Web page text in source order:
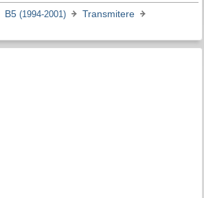
B5 (1994-2001)
Transmitere